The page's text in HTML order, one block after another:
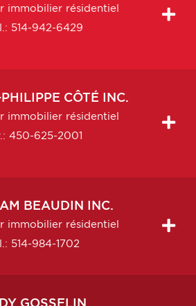
immobilier résidentiel
514-942-6429
CÔTÉ INC.
immobilier résidentiel
450-625-2001
BEAUDIN INC.
immobilier résidentiel
514-984-1702